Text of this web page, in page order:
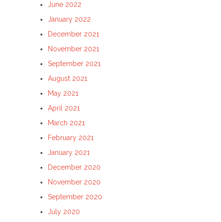
June 2022
January 2022
December 2021
November 2021
September 2021
August 2021
May 2021
April 2021
March 2021
February 2021
January 2021
December 2020
November 2020
September 2020
July 2020